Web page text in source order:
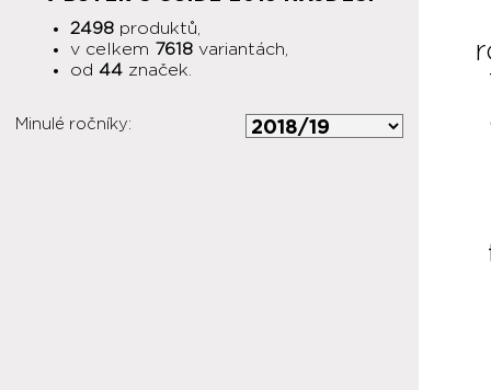
2498 produktů,
v celkem 7618 variantách,
od 44 značek.
Minulé ročníky: